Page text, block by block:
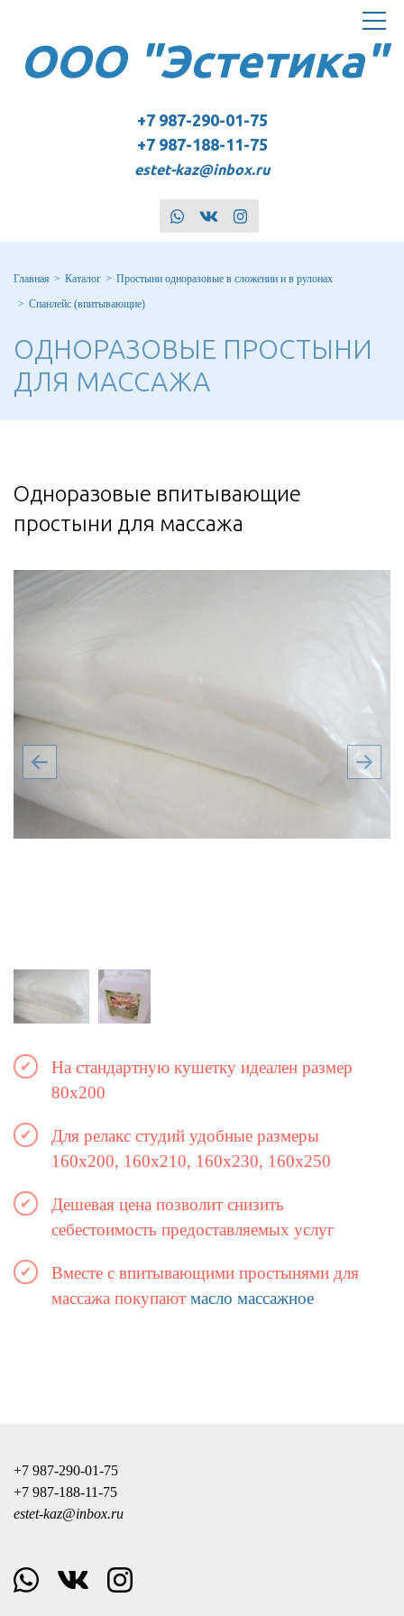
ООО "Эстетика"
+7 987-290-01-75
+7 987-188-11-75
estet-kaz@inbox.ru
whatsapp
vk instagram
Toggle
Главная Каталог
Простыни одноразовые в сложении и в рулонах
Спанлейс (впитывающие)
ОДНОРАЗОВЫЕ ПРОСТЫНИ
ДЛЯ МАССАЖА
Одноразовые впитывающие
простыни для массажа
На стандартную кушетку идеален размер
80х200
Для релакс студий удобные размеры
160х200, 160х210, 160х230, 160х250
Дешевая цена позволит снизить
себестоимость предоставляемых услуг
Вместе с впитывающими простынями для
массажа покупают масло массажное
+7 987-290-01-75
+7 987-188-11-75
estet-kaz@inbox.ru
whatsapp
vk instagram